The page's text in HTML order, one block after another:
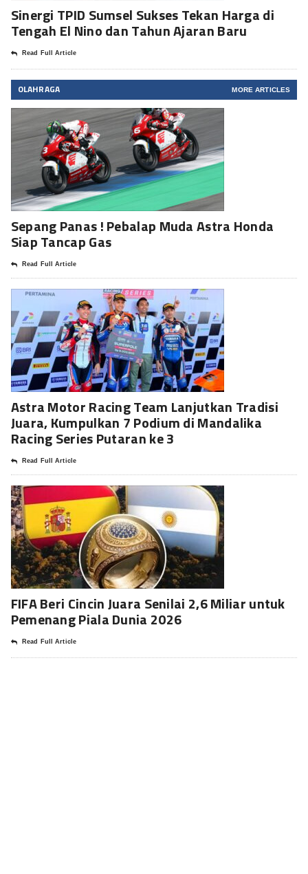
Sinergi TPID Sumsel Sukses Tekan Harga di
Tengah El Nino dan Tahun Ajaran Baru
Read Full Article
OLAHRAGA MORE ARTICLES
Sepang Panas ! Pebalap Muda Astra Honda
Siap Tancap Gas
Read Full Article
Astra Motor Racing Team Lanjutkan Tradisi
Juara, Kumpulkan 7 Podium di Mandalika
Racing Series Putaran ke 3
Read Full Article
FIFA Beri Cincin Juara Senilai 2,6 Miliar untuk
Pemenang Piala Dunia 2026
Read Full Article